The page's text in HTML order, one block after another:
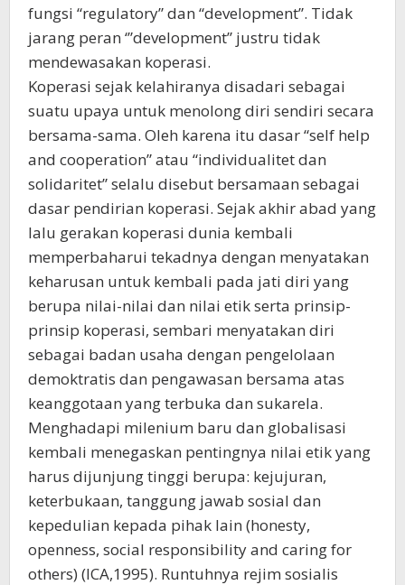
fungsi “regulatory” dan “development”. Tidak
jarang peran ‘”development” justru tidak
mendewasakan koperasi.
Koperasi sejak kelahiranya disadari sebagai
suatu upaya untuk menolong diri sendiri secara
bersama-sama. Oleh karena itu dasar “self help
and cooperation” atau “individualitet dan
solidaritet” selalu disebut bersamaan sebagai
dasar pendirian koperasi. Sejak akhir abad yang
lalu gerakan koperasi dunia kembali
memperbaharui tekadnya dengan menyatakan
keharusan untuk kembali pada jati diri yang
berupa nilai-nilai dan nilai etik serta prinsip-
prinsip koperasi, sembari menyatakan diri
sebagai badan usaha dengan pengelolaan
demoktratis dan pengawasan bersama atas
keanggotaan yang terbuka dan sukarela.
Menghadapi milenium baru dan globalisasi
kembali menegaskan pentingnya nilai etik yang
harus dijunjung tinggi berupa: kejujuran,
keterbukaan, tanggung jawab sosial dan
kepedulian kepada pihak lain (honesty,
openness, social responsibility and caring for
others) (ICA,1995). Runtuhnya rejim sosialis